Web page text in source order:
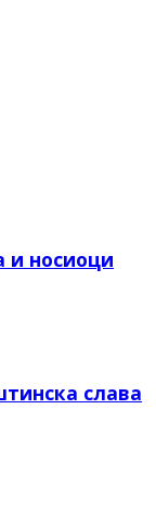
и носиоци
слава